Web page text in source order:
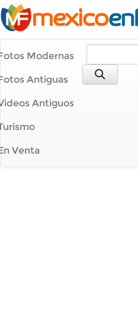
Modernas
Antiguas
Antiguos
Venta